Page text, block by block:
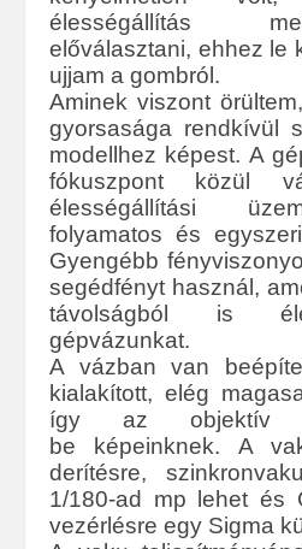
élességállítás
előválasztani, ehhez le
ujjam a gombról.
Aminek viszont
gyorsasága rendkívül
modellhez képest. A
fókuszpont közül
élességállítási
folyamatos és
Gyengébb
segédfényt használ,
távolságból is
gépvázunkat.
A vázban van
kialakított, elég
így az objektív
be képeinknek. A
derítésre,
1/180-ad mp lehet és
vezérlésre egy Sigma